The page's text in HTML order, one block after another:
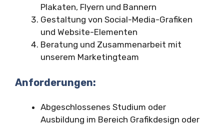
Plakaten, Flyern und Bannern
Gestaltung von Social-Media-Grafiken
und Website-Elementen
Beratung und Zusammenarbeit mit
unserem Marketingteam
Anforderungen:
Abgeschlossenes Studium oder
Ausbildung im Bereich Grafikdesign oder